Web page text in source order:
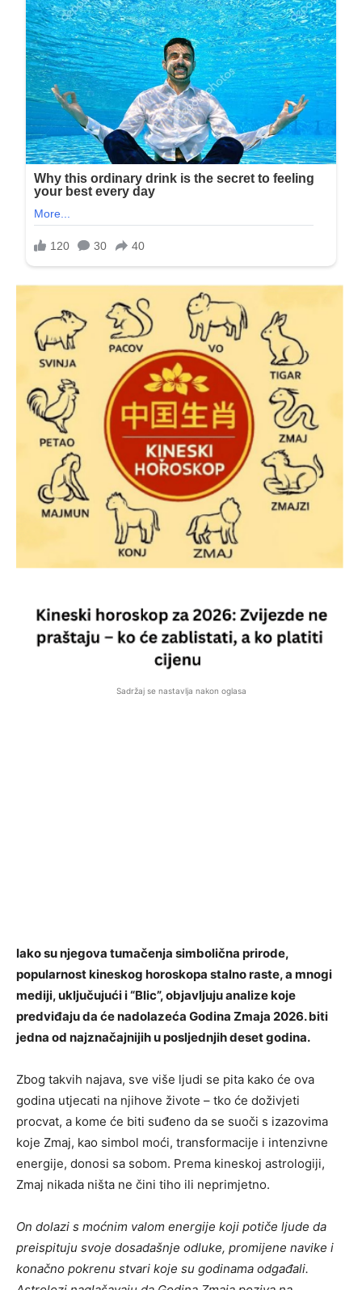
Sadržaj se nastavlja nakon oglasa
Iako su njegova tumačenja simbolična prirode,
popularnost kineskog horoskopa stalno raste, a mnogi
mediji, uključujući i “Blic”, objavljuju analize koje
predviđaju da će nadolazeća Godina Zmaja 2026. biti
jedna od najznačajnijih u posljednjih deset godina.
Zbog takvih najava, sve više ljudi se pita kako će ova
godina utjecati na njihove živote – tko će doživjeti
procvat, a kome će biti suđeno da se suoči s izazovima
koje Zmaj, kao simbol moći, transformacije i intenzivne
energije, donosi sa sobom. Prema kineskoj astrologiji,
Zmaj nikada ništa ne čini tiho ili neprimjetno.
On dolazi s moćnim valom energije koji potiče ljude da
preispituju svoje dosadašnje odluke, promijene navike i
konačno pokrenu stvari koje su godinama odgađali.